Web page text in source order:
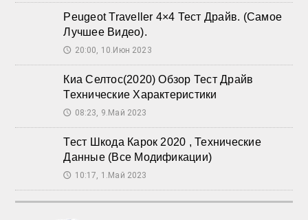
Peugeot Traveller 4×4 Тест Драйв. (Самое
Лучшее Видео).
🕔 20:00, 10.Июн 2023
Киа Селтос(2020) Обзор Тест Драйв
Технические Характеристики
🕔 08:23, 9.Май 2023
Тест Шкода Карок 2020 , Технические
Данные (Все Модификации)
🕔 10:17, 1.Май 2023